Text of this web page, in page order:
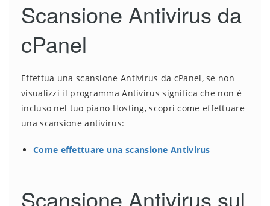
Scansione Antivirus da
cPanel
Effettua una scansione Antivirus da cPanel, se non
visualizzi il programma Antivirus significa che non è
incluso nel tuo piano Hosting, scopri come effettuare
una scansione antivirus:
Come effettuare una scansione Antivirus
Scansione Antivirus sul